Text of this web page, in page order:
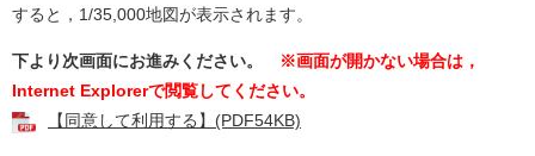
すると，1/35,000地図が表示されます。
下より次画面にお進みください。
※画面が開かない場合は，
Internet Explorerで閲覧してください。
【同意して利用する】(PDF54KB)